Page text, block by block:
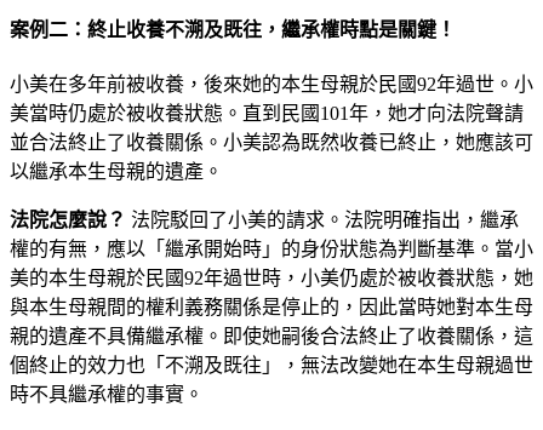
案例二：終止收養不溯及既往，繼承權時點是關鍵！
小美在多年前被收養，後來她的本生母親於民國92年過世。小
美當時仍處於被收養狀態。直到民國101年，她才向法院聲請
並合法終止了收養關係。小美認為既然收養已終止，她應該可
以繼承本生母親的遺產。
法院怎麼說？ 法院駁回了小美的請求。法院明確指出，繼承
權的有無，應以「繼承開始時」的身份狀態為判斷基準。當小
美的本生母親於民國92年過世時，小美仍處於被收養狀態，她
與本生母親間的權利義務關係是停止的，因此當時她對本生母
親的遺產不具備繼承權。即使她嗣後合法終止了收養關係，這
個終止的效力也「不溯及既往」，無法改變她在本生母親過世
時不具繼承權的事實。